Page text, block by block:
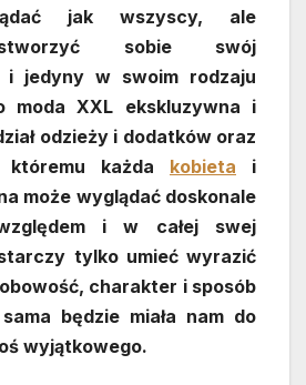
jak wszyscy, ale
sobie swój
i jedyny w swoim rodzaju
moda XXL ekskluzywna i
odzieży i dodatków oraz
któremu każda kobieta i
może wyglądać doskonale
i w całej swej
tylko umieć wyrazić
charakter i sposób
będzie miała nam do
wyjątkowego.